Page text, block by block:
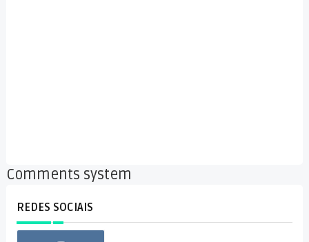
Comments system
REDES SOCIAIS